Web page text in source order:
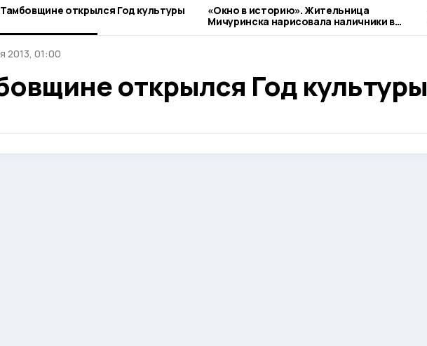
открылся Год культуры
«Окно в историю». Жительница
Мичуринска нарисовала наличники в
стиле гжель
2013, 01:00
открылся Год культуры